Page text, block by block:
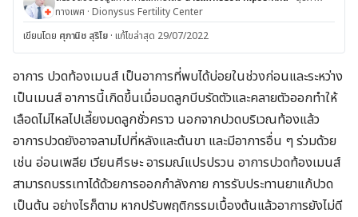
ทางเพศ · Dionysus Fertility Center
เขียนโดย ศุภานิช สุริโย · แก้ไขล่าสุด 29/07/2022
อาการ ปวดท้องเมนส์ เป็นอาการที่พบได้บ่อยในช่วงก่อนและระหว่าง
เป็นเมนส์ อาการนี้เกิดขึ้นเมื่อมดลูกบีบรัดตัวและคลายตัวออกทำให้
เลือดไม่ไหลไปเลี้ยงมดลูกชั่วคราว นอกจากปวดบริเวณท้องแล้ว
อาการปวดยังอาจลามไปที่หลังและต้นขา และมีอาการอื่น ๆ ร่วมด้วย
เช่น อ่อนเพลีย เวียนศีรษะ อารมณ์แปรปรวน อาการปวดท้องเมนส์
สามารถบรรเทาได้ด้วยการออกกำลังกาย การรับประทานยาแก้ปวด
เป็นต้น อย่างไรก็ตาม หากปรับพฤติกรรมเบื้องต้นแล้วอาการยังไม่ดี